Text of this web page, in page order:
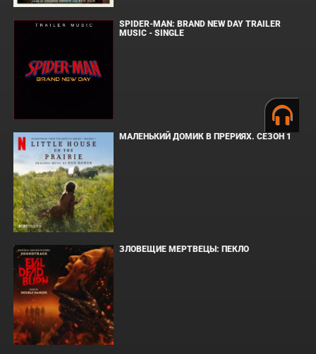
SPIDER-MAN: BRAND NEW DAY TRAILER
MUSIC - SINGLE
МАЛЕНЬКИЙ ДОМИК В ПРЕРИЯХ. СЕЗОН 1
ЗЛОВЕЩИЕ МЕРТВЕЦЫ: ПЕКЛО